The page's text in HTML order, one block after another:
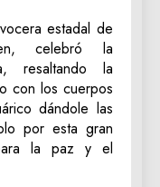
estadal de
celebró la
resaltando la
con los cuerpos
dándole las
por esta gran
la paz y el